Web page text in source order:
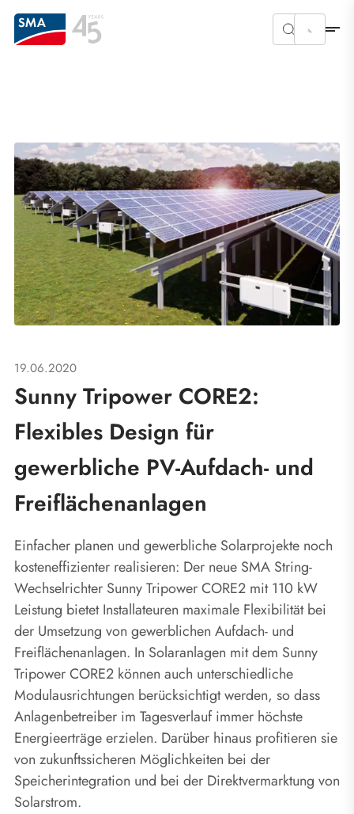
19.06.2020
Sunny Tripower CORE2:
Flexibles Design für
gewerbliche PV-Aufdach- und
Freiflächenanlagen
Einfacher planen und gewerbliche Solarprojekte noch
kosteneffizienter realisieren: Der neue SMA String-
Wechselrichter Sunny Tripower CORE2 mit 110 kW
Leistung bietet Installateuren maximale Flexibilität bei
der Umsetzung von gewerblichen Aufdach- und
Freiflächenanlagen. In Solaranlagen mit dem Sunny
Tripower CORE2 können auch unterschiedliche
Modulausrichtungen berücksichtigt werden, so dass
Anlagenbetreiber im Tagesverlauf immer höchste
Energieerträge erzielen. Darüber hinaus profitieren sie
von zukunftssicheren Möglichkeiten bei der
Speicherintegration und bei der Direktvermarktung von
Solarstrom.